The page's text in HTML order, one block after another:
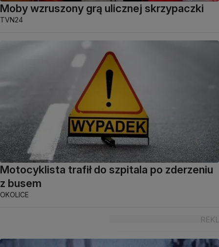
Moby wzruszony grą ulicznej skrzypaczki
TVN24
Motocyklista trafił do szpitala po zderzeniu
z busem
OKOLICE